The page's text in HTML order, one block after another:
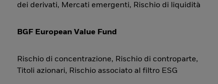
dei derivati, Mercati emergenti, Rischio di liquidità
BGF European Value Fund
Rischio di concentrazione, Rischio di controparte,
Titoli azionari, Rischio associato al filtro ESG